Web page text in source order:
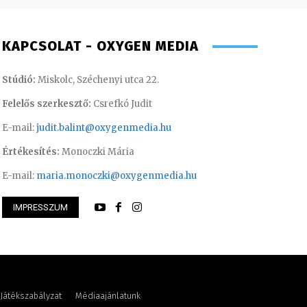
Szilvia – brand manager
KAPCSOLAT - OXYGEN MEDIA
Stúdió: Miskolc, Széchenyi utca 22.
Felelős szerkesztő: Csrefkó Judit
E-mail:judit.balint@oxygenmedia.hu
Értékesítés: Monoczki Mária
E-mail: maria.monoczki@oxygenmedia.hu
IMPRESSZUM
Játékszabályzat Médiaajánlatunk